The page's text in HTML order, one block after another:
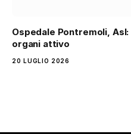
Ospedale Pontremoli,
organi attivo
20 LUGLIO 2026